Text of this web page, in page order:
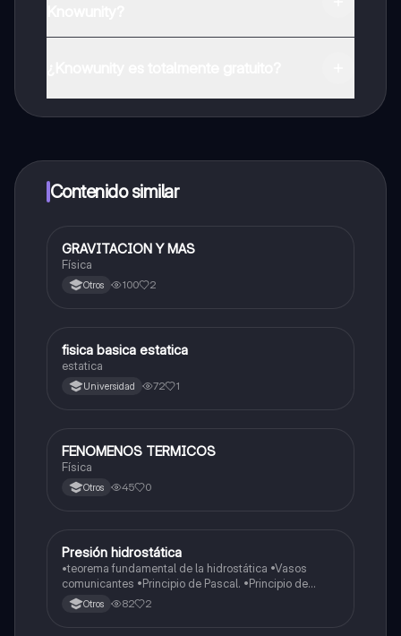
a determinadas funciones.
Contenido similar
Física
GRAVITACION Y MAS
Física
Otros 100 2
Física
fisica basica estatica
estatica
Universidad 72 1
Física
FENOMENOS TERMICOS
Física
Otros 45 0
Física
Presión hidrostática
•teorema fundamental de la hidrostática •Vasos
comunicantes •Principio de Pascal. •Principio de
Arquímedes
Otros 82 2